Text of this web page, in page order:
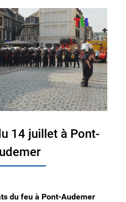
14 juillet à Pont-
du feu à Pont-Audemer